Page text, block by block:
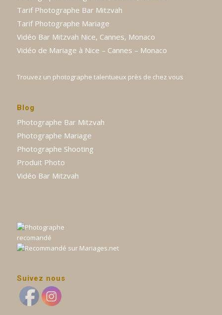
Tarif Photographe Bar Mitzvah
Tarif Photographe Mariage
Vidéo Bar Mitzvah Nice, Cannes, Monaco
Vidéo de Mariage à Nice – Cannes – Monaco
Trouvez un photographe talentueux près de chez vous
Blog
Photographe Bar Mitzvah
Photographe Mariage
Photographe Shooting
Produit Photo
Vidéo Bar Mitzvah
Suivez nous